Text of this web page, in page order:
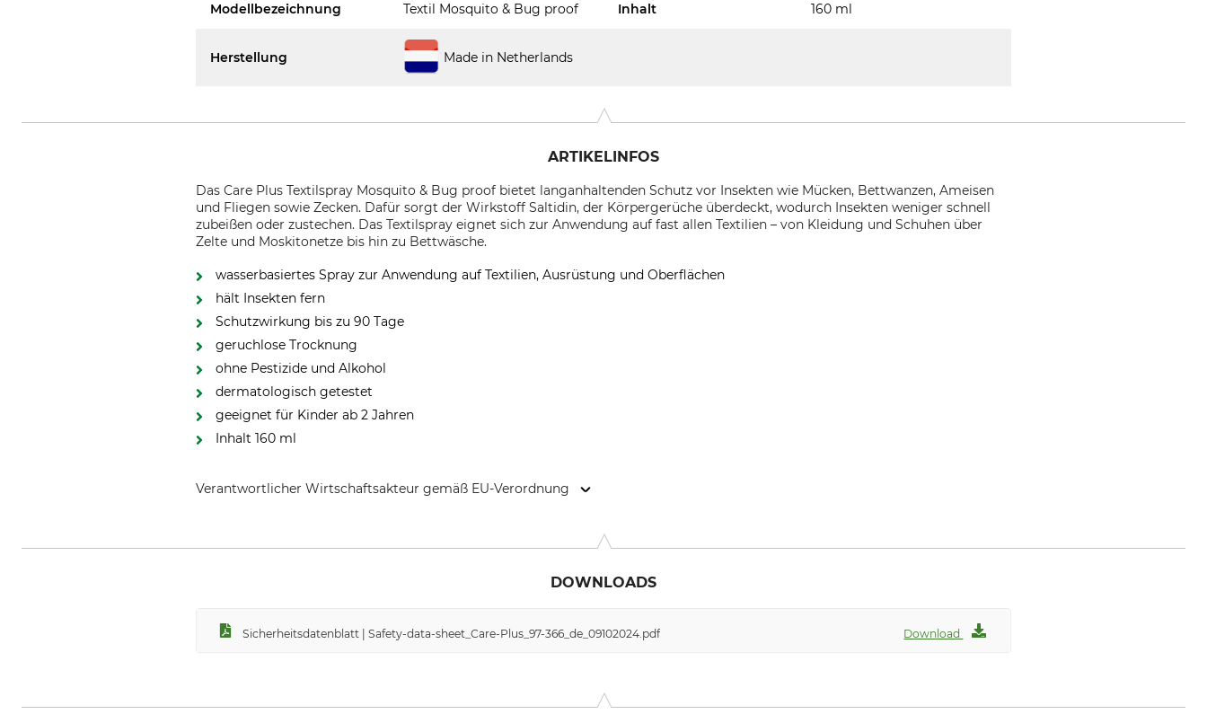
Modellbezeichnung Textil Mosquito & Bug proof Inhalt 160 ml
Herstellung Made in Netherlands
ARTIKELINFOS
Das Care Plus Textilspray Mosquito & Bug proof bietet langanhaltenden Schutz vor Insekten wie Mücken, Bettwanzen, Ameisen
und Fliegen sowie Zecken. Dafür sorgt der Wirkstoff Saltidin, der Körpergerüche überdeckt, wodurch Insekten weniger schnell
zubeißen oder zustechen. Das Textilspray eignet sich zur Anwendung auf fast allen Textilien – von Kleidung und Schuhen über
Zelte und Moskitonetze bis hin zu Bettwäsche.
wasserbasiertes Spray zur Anwendung auf Textilien, Ausrüstung und Oberflächen
hält Insekten fern
Schutzwirkung bis zu 90 Tage
geruchlose Trocknung
ohne Pestizide und Alkohol
dermatologisch getestet
geeignet für Kinder ab 2 Jahren
Inhalt 160 ml
Verantwortlicher Wirtschaftsakteur gemäß EU-Verordnung
DOWNLOADS
Sicherheitsdatenblatt | Safety-data-sheet_Care-Plus_97-366_de_09102024.pdf Download